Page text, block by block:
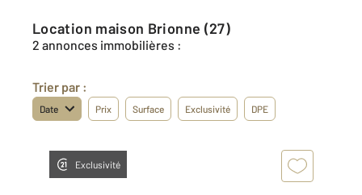
Location maison Brionne (27)
2 annonces immobilières :
Trier par :
Date Prix Surface Exclusivité DPE
Exclusivité